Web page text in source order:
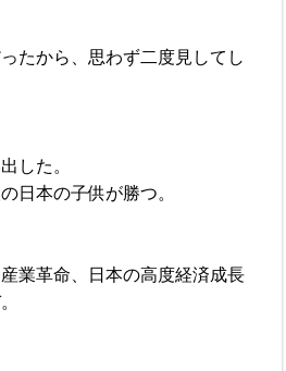
たから、思わず二度見してし
した。
日本の子供が勝つ。
業革命、日本の高度経済成長